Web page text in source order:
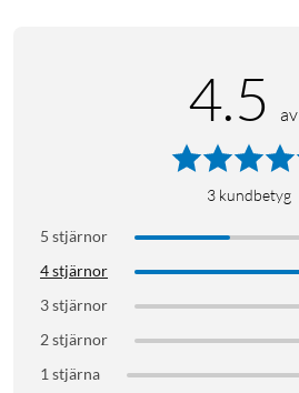
HomeKit-kompatibel: ja
Philips Hue-app: iOS 15 och senare,
Bridge), Google Assistant, Microsoft
4.5
3 kundbetyg
5 stjärnor
4 stjärnor
3 stjärnor
2 stjärnor
1 stjärna